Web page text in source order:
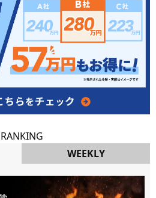
RANKING
WEEKLY